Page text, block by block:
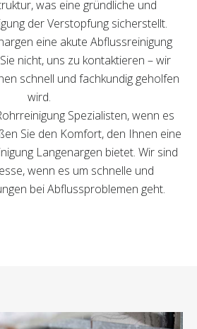
was eine gründliche und
der Verstopfung sicherstellt.
eine akute Abflussreinigung
nicht, uns zu kontaktieren – wir
schnell und fachkundig geholfen
wird.
Spezialisten, wenn es
Sie den Komfort, den Ihnen eine
Langenargen bietet. Wir sind
wenn es um schnelle und
bei Abflussproblemen geht.